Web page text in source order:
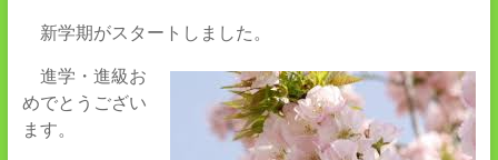
新学期がスタートしました。
進学・進級お
めでとうござい
ます。